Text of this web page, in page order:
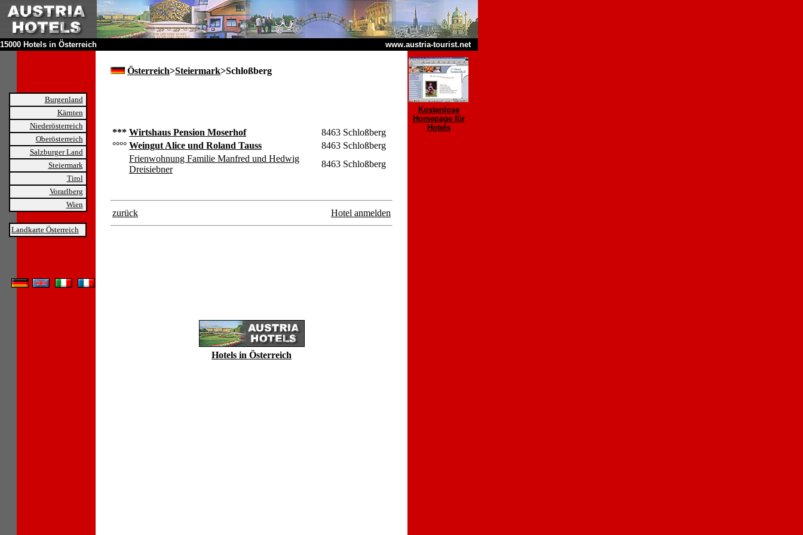
15000 Hotels in Österreich www.austria-tourist.net
Burgenland
Kärnten
Niederösterreich
Oberösterreich
Salzburger Land
Steiermark
Tirol
Vorarlberg
Wien
Landkarte Österreich
Österreich>Steiermark>Schloßberg
*** Wirtshaus Pension Moserhof
8463 Schloßberg
°°°° Weingut Alice und Roland Tauss
8463 Schloßberg
Frienwohnung Familie Manfred und Hedwig
Dreisiebner
8463 Schloßberg
zurück Hotel anmelden
Hotels in Österreich
Kostenlose
Homepage für
Hotels